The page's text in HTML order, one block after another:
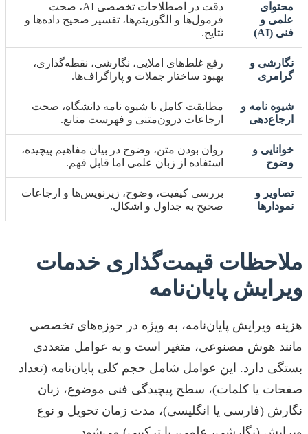
محتوای
علمی و
فنی (AI)
دقت در اصطلاحات تخصصی AI، صحت
فرمول‌ها و الگوریتم‌ها، تفسیر صحیح داده‌ها و
نتایج.
نگارشی و
گرامری
رفع غلط‌های املایی، نگارشی، نقطه‌گذاری،
بهبود ساختار جملات و پاراگراف‌ها.
شیوه نامه و
ارجاع‌دهی
مطابقت کامل با شیوه نامه دانشگاه، صحت
ارجاعات درون‌متنی و فهرست منابع.
خوانایی و
وضوح
روان بودن متن، وضوح در بیان مفاهیم پیچیده،
استفاده از زبان علمی اما قابل فهم.
تصاویر و
نمودارها
بررسی کیفیت، وضوح، زیرنویس‌ها و ارجاعات
صحیح به جداول و اشکال.
ملاحظات قیمت‌گذاری خدمات
ویرایش پایان‌نامه
هزینه ویرایش پایان‌نامه، به ویژه در حوزه‌های تخصصی
مانند هوش مصنوعی، متغیر است و به عوامل متعددی
بستگی دارد. این عوامل شامل حجم کلی پایان‌نامه (تعداد
صفحات یا کلمات)، سطح پیچیدگی فنی موضوع، زبان
نگارش (فارسی یا انگلیسی)، مدت زمان تحویل و نوع